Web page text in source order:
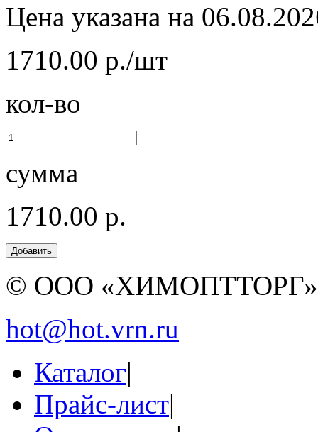
Цена указана на
1710.00 р./шт
кол-во
сумма
1710.00 р.
© ООО
hot@hot.vrn.ru
Каталог|
Прайс-лист|